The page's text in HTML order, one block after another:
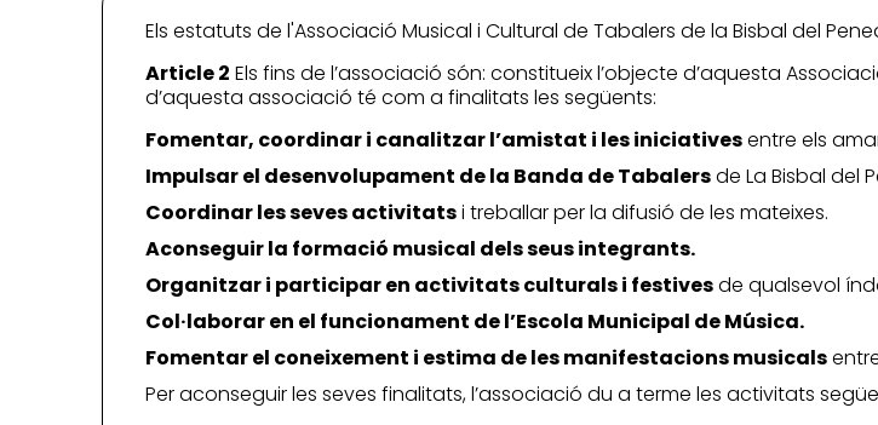
Els estatuts de l'Associació Musical i Cultural de Tabalers de la Bisbal del
Article 2 Els fins de l’associació són: constitueix l’objecte d’aquesta
d’aquesta associació té com a finalitats les següents:
Fomentar, coordinar i canalitzar l’amistat i les iniciativesentre els
Impulsar el desenvolupament de la Banda de Tabalersde La Bisbal del
Coordinar les seves activitatsi treballar per la difusió de les mateixes.
Aconseguir la formació musical dels seus integrants.
Organitzar i participar en activitats culturals i festivesde qualsevol
Col·laborar en el funcionament de l’Escola Municipal de Música.
Fomentar el coneixement i estima de les manifestacions musicals
Per aconseguir les seves finalitats, l’associació du a terme les activitats